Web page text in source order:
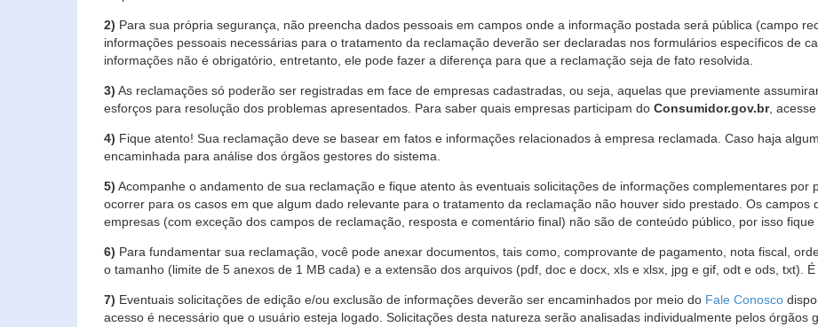
2) Para sua própria segurança, não preencha dados pessoais em campos onde a informação postada será pública (campo
informações pessoais necessárias para o tratamento da reclamação deverão ser declaradas nos formulários específicos de
informações não é obrigatório, entretanto, ele pode fazer a diferença para que a reclamação seja de fato resolvida.
3) As reclamações só poderão ser registradas em face de empresas cadastradas, ou seja, aquelas que previamente
esforços para resolução dos problemas apresentados. Para saber quais empresas participam do Consumidor.gov.br,
4) Fique atento! Sua reclamação deve se basear em fatos e informações relacionados à empresa reclamada. Caso haja
encaminhada para análise dos órgãos gestores do sistema.
5) Acompanhe o andamento de sua reclamação e fique atento às eventuais solicitações de informações complementares por
ocorrer para os casos em que algum dado relevante para o tratamento da reclamação não houver sido prestado. Os
empresas (com exceção dos campos de reclamação, resposta e comentário final) não são de conteúdo público, por isso
6) Para fundamentar sua reclamação, você pode anexar documentos, tais como, comprovante de pagamento, nota fiscal,
o tamanho (limite de 5 anexos de 1 MB cada) e a extensão dos arquivos (pdf, doc e docx, xls e xlsx, jpg e gif, odt e ods, txt).
7) Eventuais solicitações de edição e/ou exclusão de informações deverão ser encaminhados por meio do Fale Conosco
acesso é necessário que o usuário esteja logado. Solicitações desta natureza serão analisadas individualmente pelos órgãos